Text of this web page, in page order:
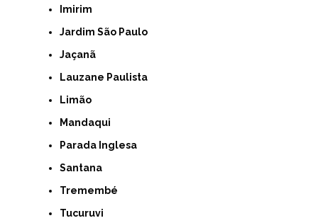
Imirim
Jardim São Paulo
Jaçanã
Lauzane Paulista
Limão
Mandaqui
Parada Inglesa
Santana
Tremembé
Tucuruvi